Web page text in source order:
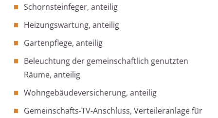
Schornsteinfeger, anteilig
Heizungswartung, anteilig
Gartenpflege, anteilig
Beleuchtung der gemeinschaftlich genutzten
Räume, anteilig
Wohngebäudeversicherung, anteilig
Gemeinschafts-TV-Anschluss, Verteileranlage für